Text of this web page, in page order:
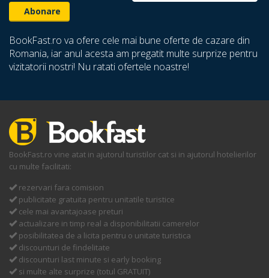
BookFast.ro va ofere cele mai bune oferte de cazare din
Romania, iar anul acesta am pregatit multe surprize pentru
vizitatorii nostri! Nu ratati ofertele noastre!
BookFast.ro vine atat in ajutorul turistilor cat si in ajutorul hotelierilor
cu multe facilitati:
rezervari fara comision
publicitate gratuita pentru unitatile turistice
cele mai avantajoase preturi
actualizare in timp real a disponibilitatii camerelor
posibilitatea de a licita pentru o unitate turistica
discounturi de findelitate
discounturi last minute si early booking
si multe alte surprize (totul GRATUIT)